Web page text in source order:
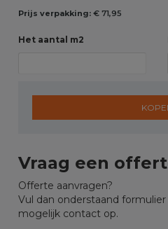
Prijs verpakking: € 71,95
Het aantal m2
Vraag een
Offerte aanvragen?
Vul dan onderstaand
mogelijk contact op.